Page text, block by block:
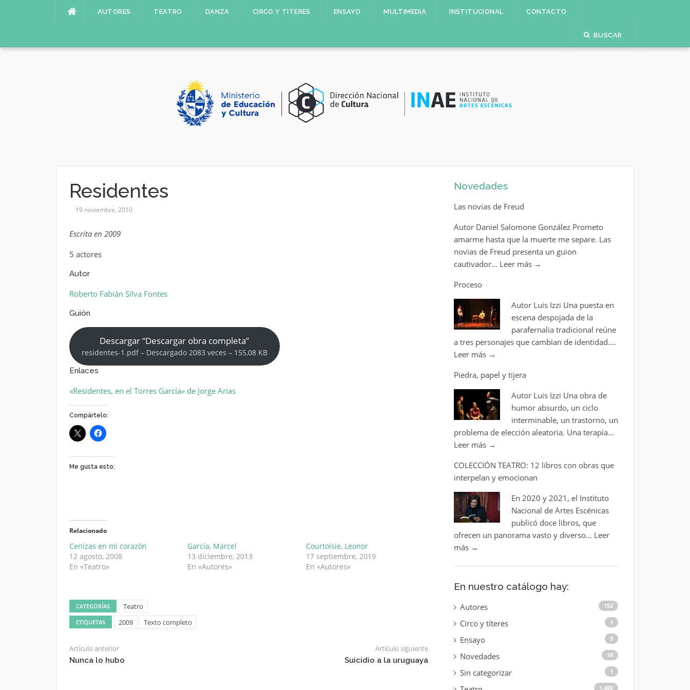
AUTORES TEATRO DANZA CIRCO Y TÍTERES ENSAYO MULTIMEDIA INSTITUCIONAL CONTACTO
BUSCAR
Residentes
19 noviembre, 2010
Escrita en 2009
5 actores
Autor
Roberto Fabián Silva Fontes
Guión
Descargar “Descargar obra completa”
residentes-1.pdf – Descargado 2083 veces – 155,08 KB
Enlaces
«Residentes, en el Torres García» de Jorge Arias
Compártelo:
Me gusta esto:
Relacionado
Cenizas en mi corazón
12 agosto, 2008
En «Teatro»
García, Marcel
13 diciembre, 2013
En «Autores»
Courtoisie, Leonor
17 septiembre, 2019
En «Autores»
CATEGORÍAS Teatro
ETIQUETAS 2009 Texto completo
Artículo anterior
Nunca lo hubo
Artículo siguiente
Suicidio a la uruguaya
Novedades
Las novias de Freud
Autor Daniel Salomone González Prometo
amarme hasta que la muerte me separe. Las
novias de Freud presenta un guion
cautivador… Leer más →
Proceso
Autor Luis Izzi Una puesta en
escena despojada de la
parafernalia tradicional reúne
a tres personajes que cambian de identidad.…
Leer más →
Piedra, papel y tijera
Autor Luis Izzi Una obra de
humor absurdo, un ciclo
interminable, un trastorno, un
problema de elección aleatoria. Una terapia…
Leer más →
COLECCIÓN TEATRO: 12 libros con obras que
interpelan y emocionan
En 2020 y 2021, el Instituto
Nacional de Artes Escénicas
publicó doce libros, que
ofrecen un panorama vasto y diverso… Leer
más →
En nuestro catálogo hay:
Autores 152
Circo y títeres 1
Ensayo 3
Novedades 18
Sin categorizar 1
1.400